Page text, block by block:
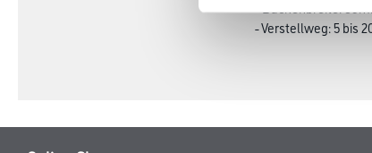
- Spannweite: 20mm